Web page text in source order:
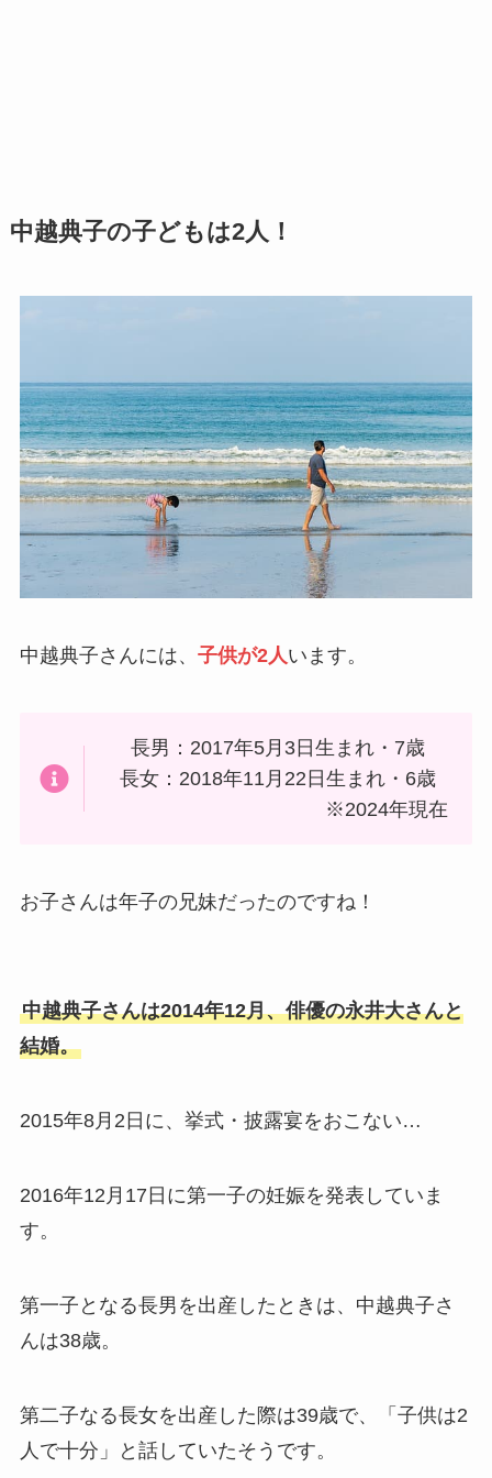
中越典子の子どもは2人！
中越典子さんには、 子供が2人います。
長男：2017年5月3日生まれ・7歳
長女：2018年11月22日生まれ・6歳
※2024年現在
お子さんは年子の兄妹だったのですね！
中越典子さんは2014年12月、俳優の永井大さんと
結婚。
2015年8月2日に、挙式・披露宴をおこない…
2016年12月17日に第一子の妊娠を発表していま
す。
第一子となる長男を出産したときは、中越典子さ
んは38歳。
第二子なる長女を出産した際は39歳で、「子供は2
人で十分」と話していたそうです。